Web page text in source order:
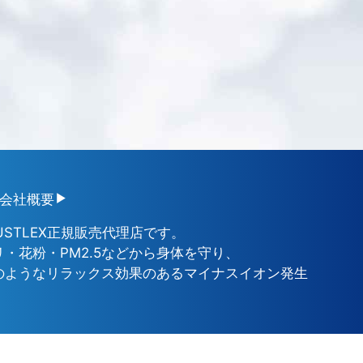
社概要
正規販売代理店です。
花粉・PM2.5などから身体を守り、
うなリラックス効果のあるマイナスイオン発生